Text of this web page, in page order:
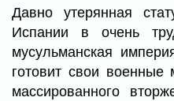
Давно утерянная
Испании в очень
мусульманская
готовит свои
массированного